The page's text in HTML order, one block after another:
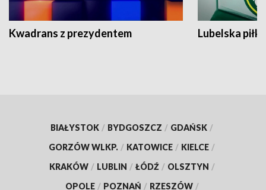
Kwadrans z prezydentem Lubelska piłka
BIAŁYSTOK / BYDGOSZCZ / GDAŃSK /
GORZÓW WLKP. / KATOWICE / KIELCE /
KRAKÓW / LUBLIN / ŁÓDŹ / OLSZTYN /
OPOLE / POZNAŃ / RZESZÓW /